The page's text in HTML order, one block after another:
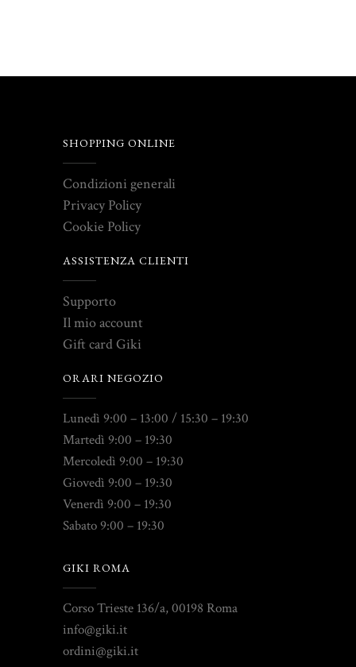
SHOPPING ONLINE
Condizioni generali
Privacy Policy
Cookie Policy
ASSISTENZA CLIENTI
Supporto
Il mio account
Gift card Giki
ORARI NEGOZIO
Lunedì 9:00 – 13:00 / 15:30 – 19:30
Martedì 9:00 – 19:30
Mercoledì 9:00 – 19:30
Giovedì 9:00 – 19:30
Venerdì 9:00 – 19:30
Sabato 9:00 – 19:30
GIKI ROMA
Corso Trieste 136/a, 00198 Roma
info@giki.it
ordini@giki.it